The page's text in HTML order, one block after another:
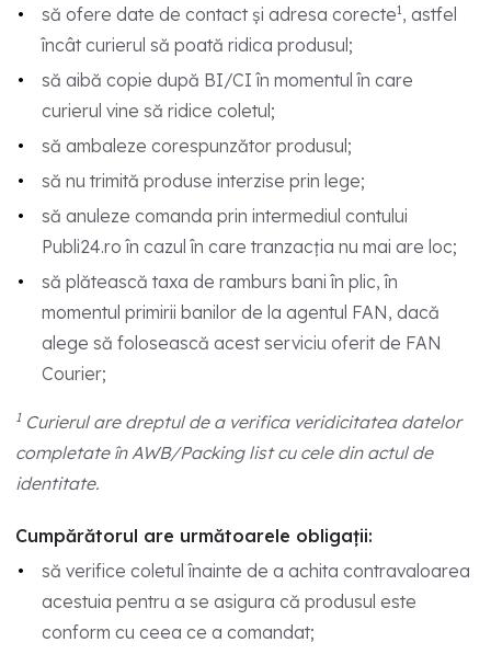
să ofere date de contact și adresa corecte1, astfel
încât curierul să poată ridica produsul;
să aibă copie după BI/CI în momentul în care
curierul vine să ridice coletul;
să ambaleze corespunzător produsul;
să nu trimită produse interzise prin lege;
să anuleze comanda prin intermediul contului
Publi24.ro în cazul în care tranzacția nu mai are loc;
să plătească taxa de ramburs bani în plic, în
momentul primirii banilor de la agentul FAN, dacă
alege să folosească acest serviciu oferit de FAN
Courier;
1Curierul are dreptul de a verifica veridicitatea datelor
completate în AWB/Packing list cu cele din actul de
identitate.
Cumpărătorul are următoarele obligații:
să verifice coletul înainte de a achita contravaloarea
acestuia pentru a se asigura că produsul este
conform cu ceea ce a comandat;